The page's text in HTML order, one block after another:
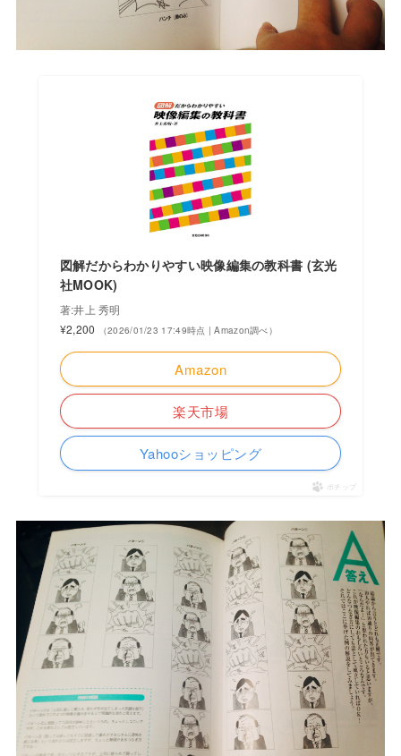
図解だからわかりやすい映像編集の教科書 (玄光
社MOOK)
著:井上 秀明
¥2,200
（2026/01/23 17:49時点 | Amazon調べ）
Amazon
楽天市場
Yahooショッピング
ポチップ